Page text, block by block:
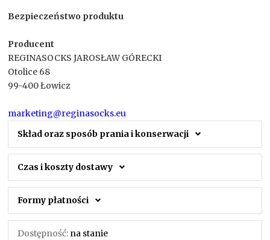
Bezpieczeństwo produktu
Producent
REGINASOCKS JAROSŁAW GÓRECKI
Otolice 68
99-400 Łowicz
marketing@reginasocks.eu
Skład oraz sposób prania i konserwacji
Czas i koszty dostawy
Formy płatności
Dostępność: na stanie